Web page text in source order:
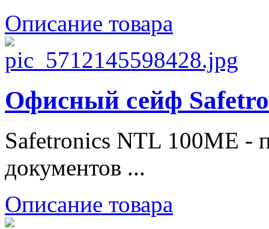
Описание товара
Офисный сейф
Safetronics NTL 100ME -
документов ...
Описание товара